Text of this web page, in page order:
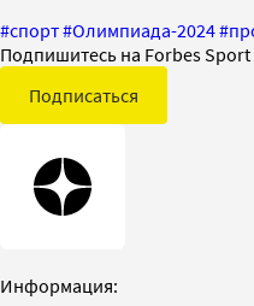
#спорт#Олимпиада-2024#
Подпишитесь на Forbes Sport
Подписаться
Информация: